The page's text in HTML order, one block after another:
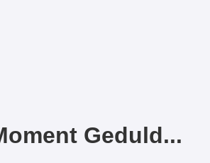
Geduld...